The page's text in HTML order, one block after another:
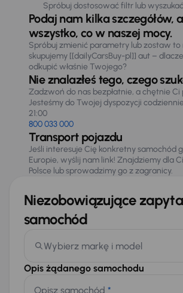
Spróbuj dostosować filtr lub
Podaj nam kilka szczegółów,
wszystko, co w naszej mocy.
Spróbuj zmienić parametry lub zostaw to
skupujemy [[dailyCarsBuy-pl]] aut –
odkupić właśnie Twojego?
Nie znalazłeś tego, czego
Zadzwoń do nas bezpłatnie, a chętnie Ci
Jesteśmy do Twojej dyspozycji
21:00
800 033 000
Transport pojazdu
Jeśli interesuje Cię konkretny samochód
Europie, wyślij nam link! Znajdziemy dla
Polsce lub sprowadzimy go z zagranicy.
Niezobowiązujące
samochód
Wybierz markę i model
Opis żądanego samochodu
Opisz samochód *